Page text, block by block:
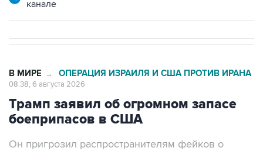
канале
В МИРЕ → ОПЕРАЦИЯ ИЗРАИЛЯ И США ПРОТИВ ИРАНА
08:38, 6 августа 2026
Трамп заявил об огромном запасе
боеприпасов в США
Он пригрозил распространителям фейков о